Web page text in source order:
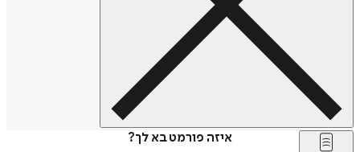
איזה פורמט בא לך?